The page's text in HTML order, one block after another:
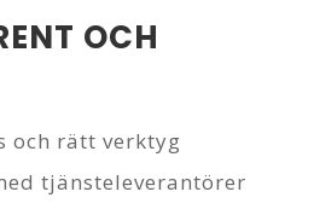
OCH
och rätt verktyg
tjänsteleverantörer